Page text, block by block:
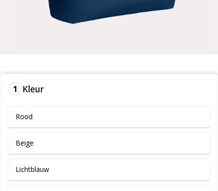
1 Kleur
Rood
Beige
Lichtblauw